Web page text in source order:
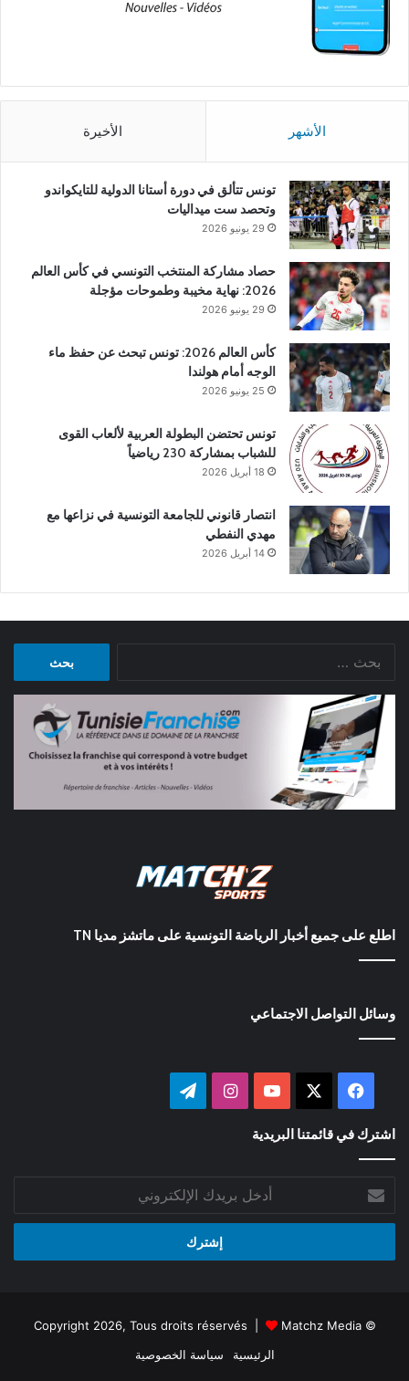
الأشهر الأخيرة
تونس تتألق في دورة أستانا الدولية للتايكواندو
وتحصد ست ميداليات
29 يونيو 2026
حصاد مشاركة المنتخب التونسي في كأس العالم
2026: نهاية مخيبة وطموحات مؤجلة
29 يونيو 2026
كأس العالم 2026: تونس تبحث عن حفظ ماء
الوجه أمام هولندا
25 يونيو 2026
تونس تحتضن البطولة العربية لألعاب القوى
للشباب بمشاركة 230 رياضياً
18 أبريل 2026
انتصار قانوني للجامعة التونسية في نزاعها مع
مهدي النفطي
14 أبريل 2026
اطلع على جميع أخبار الرياضة التونسية على ماتشز مديا TN
وسائل التواصل الاجتماعي
فيسبوك ‫YouTubeانستقرام
اشترك في قائمتنا البريدية
بريدك
الإلكتروني
© Copyright 2026, Tous droits réservés |
Matchz Media
الرئيسية
سياسة الخصوصية